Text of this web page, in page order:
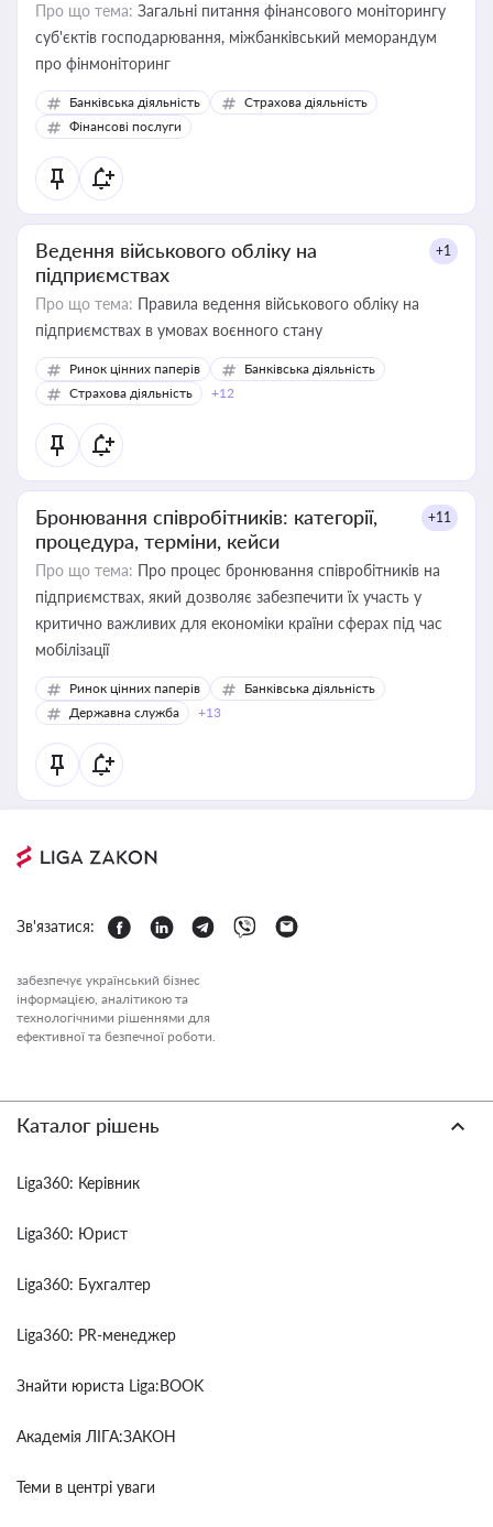
Про що тема: Загальні питання фінансового моніторингу
суб'єктів господарювання, міжбанківський меморандум
про фінмоніторинг
Банківська діяльність
Страхова діяльність
Фінансові послуги
Ведення військового обліку на
підприємствах
+1
Про що тема: Правила ведення військового обліку на
підприємствах в умовах воєнного стану
Ринок цінних паперів
Банківська діяльність
Страхова діяльність
+12
Бронювання співробітників: категорії,
процедура, терміни, кейси
+11
Про що тема: Про процес бронювання співробітників на
підприємствах, який дозволяє забезпечити їх участь у
критично важливих для економіки країни сферах під час
мобілізації
Ринок цінних паперів
Банківська діяльність
Державна служба
+13
Зв'язатися:
забезпечує український бізнес
інформацією, аналітикою та
технологічними рішеннями для
ефективної та безпечної роботи.
Каталог рішень
Liga360: Керівник
Liga360: Юрист
Liga360: Бухгалтер
Liga360: PR-менеджер
Знайти юриста Liga:BOOK
Академія ЛІГА:ЗАКОН
Теми в центрі уваги